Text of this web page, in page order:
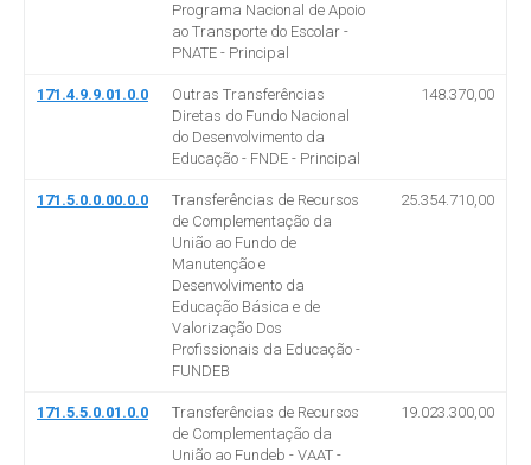
Programa Nacional de Apoio
ao Transporte do Escolar -
PNATE - Principal
171.4.9.9.01.0.0
Outras Transferências
Diretas do Fundo Nacional
do Desenvolvimento da
Educação - FNDE - Principal
148.370,00
171.5.0.0.00.0.0
Transferências de Recursos
de Complementação da
União ao Fundo de
Manutenção e
Desenvolvimento da
Educação Básica e de
Valorização Dos
Profissionais da Educação -
FUNDEB
25.354.710,00
171.5.5.0.01.0.0
Transferências de Recursos
de Complementação da
União ao Fundeb - VAAT -
19.023.300,00